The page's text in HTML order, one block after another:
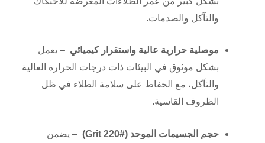
والتآكل والصدمات.
موصلية حرارية عالية واستقرار كيميائي – يعمل
بشكل موثوق في البيئات ذات درجات الحرارة العالية
والتآكل، مع الحفاظ على سلامة الطلاء في ظل
الظروف القاسية.
حجم الجسيمات الموحد (#220 Grit) – يضمن